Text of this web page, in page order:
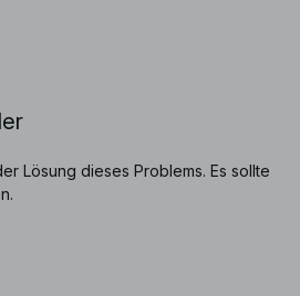
Lösung dieses Problems. Es sollte